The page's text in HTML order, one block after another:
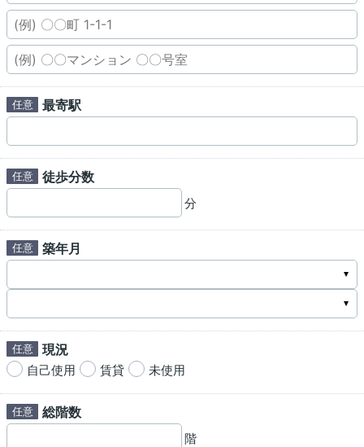
最寄駅
徒歩分数
分
築年月
現況
自己使用 賃貸 未使用
総階数
階